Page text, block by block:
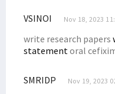
VSINOI Nov 18, 2023
write research papers
statementoral
SMRIDP Nov 19, 2023